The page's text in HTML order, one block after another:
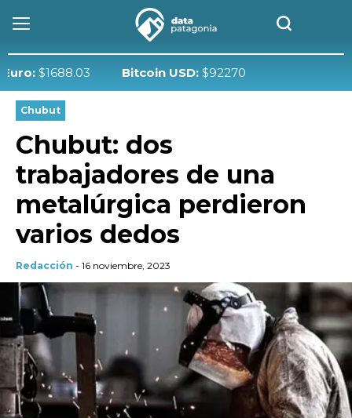
$1688.03 Bitcoin USD: $92270
Chubut
Chubut: dos
trabajadores de una
metalúrgica perdieron
varios dedos
Redacción - 16 noviembre, 2023